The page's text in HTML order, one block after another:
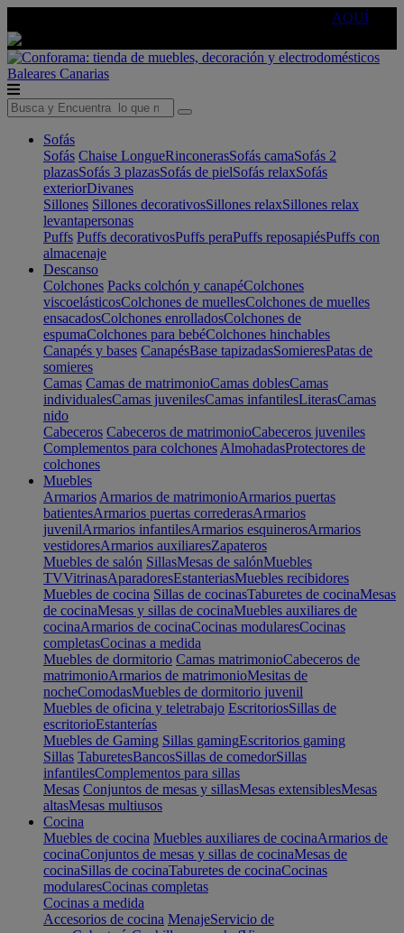
AQUÍ
Baleares Canarias
Sofás
Sofás Chaise LongueRinconerasSofás camaSofás 2
plazasSofás 3 plazasSofás de pielSofás relaxSofás
exteriorDivanes
Sillones Sillones decorativosSillones relaxSillones relax
levantapersonas
Puffs Puffs decorativosPuffs peraPuffs reposapiésPuffs con
almacenaje
Descanso
Colchones Packs colchón y canapéColchones
viscoelásticosColchones de muellesColchones de muelles
ensacadosColchones enrolladosColchones de
espumaColchones para bebéColchones hinchables
Canapés y bases CanapésBase tapizadasSomieresPatas de
somieres
Camas Camas de matrimonioCamas doblesCamas
individualesCamas juvenilesCamas infantilesLiterasCamas
nido
Cabeceros Cabeceros de matrimonioCabeceros juveniles
Complementos para colchones AlmohadasProtectores de
colchones
Muebles
Armarios Armarios de matrimonioArmarios puertas
batientesArmarios puertas correderasArmarios
juvenilArmarios infantilesArmarios esquinerosArmarios
vestidoresArmarios auxiliaresZapateros
Muebles de salón SillasMesas de salónMuebles
TVVitrinasAparadoresEstanteriasMuebles recibidores
Muebles de cocina Sillas de cocinasTaburetes de cocinaMesas
de cocinaMesas y sillas de cocinaMuebles auxiliares de
cocinaArmarios de cocinaCocinas modularesCocinas
completasCocinas a medida
Muebles de dormitorio Camas matrimonioCabeceros de
matrimonioArmarios de matrimonioMesitas de
nocheComodasMuebles de dormitorio juvenil
Muebles de oficina y teletrabajo EscritoriosSillas de
escritorioEstanterías
Muebles de Gaming Sillas gamingEscritorios gaming
Sillas TaburetesBancosSillas de comedorSillas
infantilesComplementos para sillas
Mesas Conjuntos de mesas y sillasMesas extensiblesMesas
altasMesas multiusos
Cocina
Muebles de cocina Muebles auxiliares de cocinaArmarios de
cocinaConjuntos de mesas y sillas de cocinaMesas de
cocinaSillas de cocinaTaburetes de cocinaCocinas
modularesCocinas completas
Cocinas a medida
Accesorios de cocina MenajeServicio de